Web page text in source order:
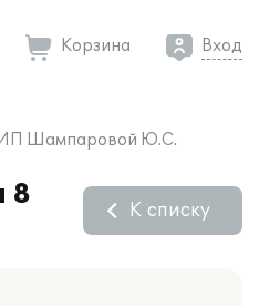
Корзина Вход
ИП Шампаровой Ю.С.
8
К списку